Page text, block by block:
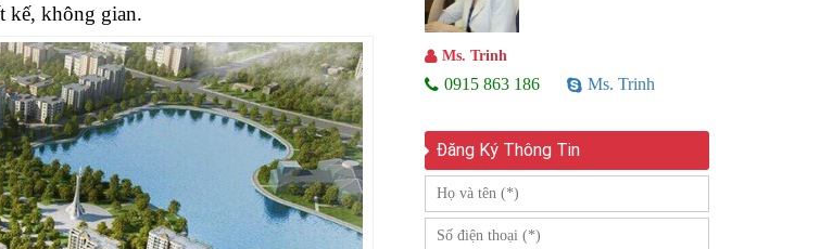
kế, không gian.
Ms. Trinh
0915 863 186 Ms. Trinh
Đăng Ký Thông Tin